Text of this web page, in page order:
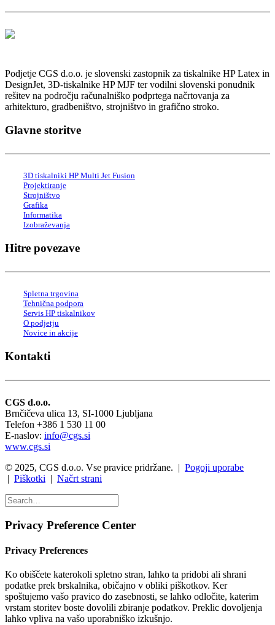
Podjetje CGS d.o.o. je slovenski zastopnik za tiskalnike HP Latex in
DesignJet, 3D-tiskalnike HP MJF ter vodilni slovenski ponudnik
rešitev na področju računalniško podprtega načrtovanja za
arhitekturo, gradbeništvo, strojništvo in grafično stroko.
Glavne storitve
3D tiskalniki HP Multi Jet Fusion
Projektiranje
Strojništvo
Grafika
Informatika
Izobraževanja
Hitre povezave
Spletna trgovina
Tehnična podpora
Servis HP tiskalnikov
O podjetju
Novice in akcije
Kontakti
CGS d.o.o.
Brnčičeva ulica 13, SI-1000 Ljubljana
Telefon +386 1 530 11 00
E-naslov: info@cgs.si
www.cgs.si
© 2025, CGS d.o.o. Vse pravice pridržane. | Pogoji uporabe
| Piškotki | Načrt strani
Privacy Preference Center
Privacy Preferences
Ko obiščete katerokoli spletno stran, lahko ta pridobi ali shrani
podatke prek brskalnika, običajno v obliki piškotkov. Ker
spoštujemo vašo pravico do zasebnosti, se lahko odločite, katerim
vrstam storitev boste dovolili zbiranje podatkov. Preklic dovoljenja
lahko vpliva na vašo uporabniško izkušnjo.